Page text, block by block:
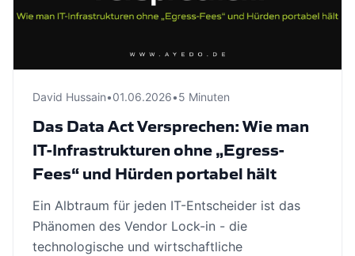
David Hussain•01.06.2026•5 Minuten
Das Data Act Versprechen: Wie man
IT-Infrastrukturen ohne „Egress-
Fees“ und Hürden portabel hält
Ein Albtraum für jeden IT-Entscheider ist das
Phänomen des Vendor Lock-in - die
technologische und wirtschaftliche